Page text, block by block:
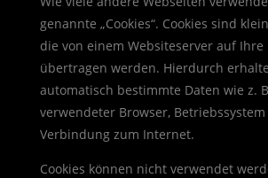
genannte „Cookies“. Cookies sind
die von einem Websiteserver auf Ihre
übertragen werden. Hierdurch
automatisch bestimmte Daten wie z.
verwendeter Browser,
Verbindung zum Internet.
Cookies können nicht verwendet